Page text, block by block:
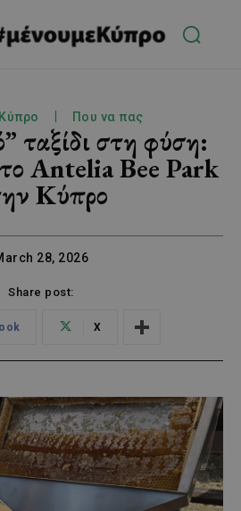
Που να πας
ταξίδι στη φύση:
Antelia Bee Park
Κύπρο
28, 2026
Share post:
X